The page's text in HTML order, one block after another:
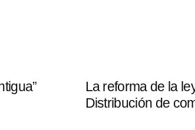
La reforma de la
Distribución de